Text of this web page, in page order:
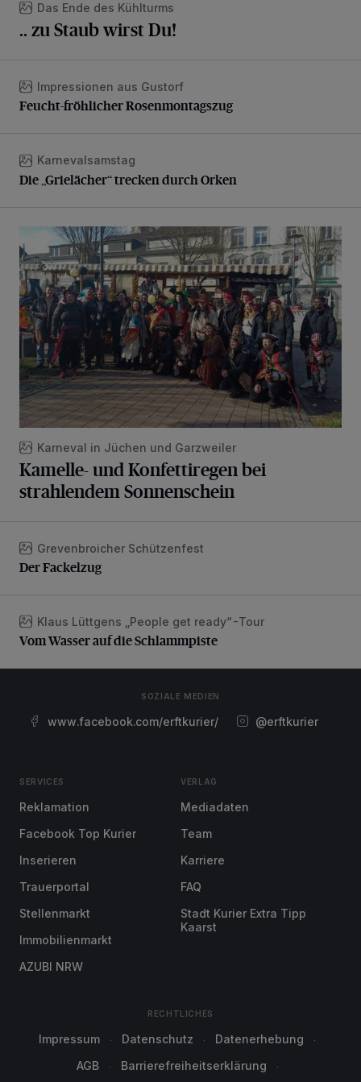
Das Ende des Kühlturms
.. zu Staub wirst Du!
Feucht-fröhlicher Rosenmontagszug
Impressionen aus Gustorf
Feucht-fröhlicher Rosenmontagszug
Die „Grielächer“ trecken durch Orken
Karnevalsamstag
Die „Grielächer“ trecken durch Orken
Kamelle- und Konfettiregen bei strahlendem Sonnenschein
Karneval in Jüchen und Garzweiler
Kamelle- und Konfettiregen bei
strahlendem Sonnenschein
Der Fackelzug
Grevenbroicher Schützenfest
Der Fackelzug
Vom Wasser auf die Schlammpiste
Klaus Lüttgens „People get ready“-Tour
Vom Wasser auf die Schlammpiste
SOZIALE MEDIEN
www.facebook.com/erftkurier/ @erftkurier
SERVICES
Reklamation
Facebook Top Kurier
Inserieren
Trauerportal
Stellenmarkt
Immobilienmarkt
AZUBI NRW
VERLAG
Mediadaten
Team
Karriere
FAQ
Stadt Kurier Extra Tipp
Kaarst
RECHTLICHES
Impressum Datenschutz
Datenerhebung
AGB
Barrierefreiheitserklärung